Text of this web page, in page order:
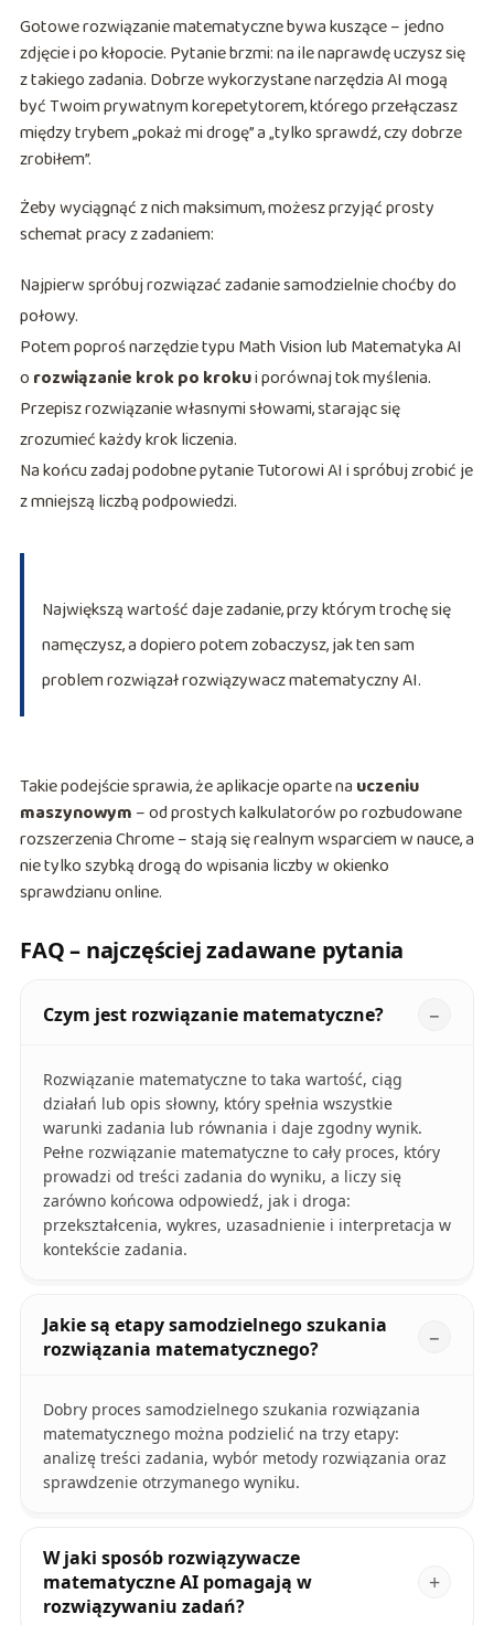
Gotowe rozwiązanie matematyczne bywa kuszące – jedno
zdjęcie i po kłopocie. Pytanie brzmi: na ile naprawdę uczysz się
z takiego zadania. Dobrze wykorzystane narzędzia AI mogą
być Twoim prywatnym korepetytorem, którego przełączasz
między trybem „pokaż mi drogę” a „tylko sprawdź, czy dobrze
zrobiłem”.
Żeby wyciągnąć z nich maksimum, możesz przyjąć prosty
schemat pracy z zadaniem:
Najpierw spróbuj rozwiązać zadanie samodzielnie choćby do
połowy.
Potem poproś narzędzie typu Math Vision lub Matematyka AI
o rozwiązanie krok po krokui porównaj tok myślenia.
Przepisz rozwiązanie własnymi słowami, starając się
zrozumieć każdy krok liczenia.
Na końcu zadaj podobne pytanie Tutorowi AI i spróbuj zrobić je
z mniejszą liczbą podpowiedzi.
Największą wartość daje zadanie, przy którym trochę się
namęczysz, a dopiero potem zobaczysz, jak ten sam
problem rozwiązał rozwiązywacz matematyczny AI.
Takie podejście sprawia, że aplikacje oparte na uczeniu
maszynowym – od prostych kalkulatorów po rozbudowane
rozszerzenia Chrome – stają się realnym wsparciem w nauce, a
nie tylko szybką drogą do wpisania liczby w okienko
sprawdzianu online.
FAQ – najczęściej zadawane pytania
Czym jest rozwiązanie matematyczne?
Rozwiązanie matematyczne to taka wartość, ciąg
działań lub opis słowny, który spełnia wszystkie
warunki zadania lub równania i daje zgodny wynik.
Pełne rozwiązanie matematyczne to cały proces, który
prowadzi od treści zadania do wyniku, a liczy się
zarówno końcowa odpowiedź, jak i droga:
przekształcenia, wykres, uzasadnienie i interpretacja w
kontekście zadania.
Jakie są etapy samodzielnego szukania
rozwiązania matematycznego?
Dobry proces samodzielnego szukania rozwiązania
matematycznego można podzielić na trzy etapy:
analizę treści zadania, wybór metody rozwiązania oraz
sprawdzenie otrzymanego wyniku.
W jaki sposób rozwiązywacze
matematyczne AI pomagają w
rozwiązywaniu zadań?